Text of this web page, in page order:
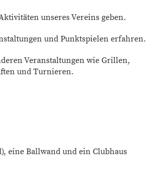
unseres Vereins geben.
und Punktspielen erfahren.
Veranstaltungen wie Grillen,
und Turnieren.
eine Ballwand und ein Clubhaus